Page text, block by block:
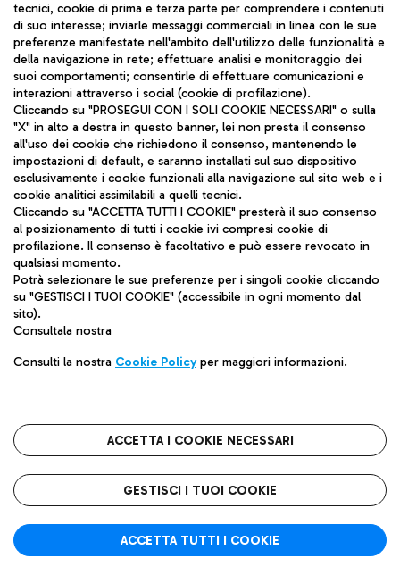
WORLD’S MOST IMPROVED
AIRPORT
Ente che ha assegnato il premio: SKYTRAX
Anni di riferimento: 2018
Skytrax è un'organizzazione di ricerca sul
trasporto aereo internazionale con sede nel
Regno Unito che fornisce una classifica
delle prestazioni e un benchmarking nel
settore aereo e aeroportuale. Nell'ambito di
un sondaggio condotto da Skytrax, i clienti
hanno l'opportunità di valutare online i
servizi che hanno sperimentato in diversi
aeroporti in tutto il mondo. Nel 2018, dopo
un eccezionale miglioramento delle
premio "World's Most Improved Airport".
tecnici, cookie di prima e terza parte per comprendere i contenuti
di suo interesse; inviarle messaggi commerciali in linea con le sue
preferenze manifestate nell'ambito dell'utilizzo delle funzionalità e
della navigazione in rete; effettuare analisi e monitoraggio dei
suoi comportamenti; consentirle di effettuare comunicazioni e
interazioni attraverso i social (cookie di profilazione).
Cliccando su "PROSEGUI CON I SOLI COOKIE NECESSARI" o sulla
"X" in alto a destra in questo banner, lei non presta il consenso
all'uso dei cookie che richiedono il consenso, mantenendo le
impostazioni di default, e saranno installati sul suo dispositivo
esclusivamente i cookie funzionali alla navigazione sul sito web e i
cookie analitici assimilabili a quelli tecnici.
Cliccando su "ACCETTA TUTTI I COOKIE" presterà il suo consenso
al posizionamento di tutti i cookie ivi compresi cookie di
profilazione. Il consenso è facoltativo e può essere revocato in
qualsiasi momento.
Potrà selezionare le sue preferenze per i singoli cookie cliccando
su "GESTISCI I TUOI COOKIE" (accessibile in ogni momento dal
sito).
Consultala nostra
Consulti la nostra Cookie Policyper maggiori informazioni.
ACCETTA I COOKIE NECESSARI
GESTISCI I TUOI COOKIE
ACCETTA TUTTI I COOKIE